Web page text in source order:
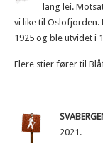
lang lei.
vi like til
1925 og ble utvidet i
Flere stier fører til
2021.